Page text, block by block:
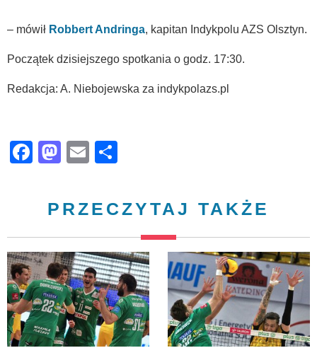
– mówił Robbert Andringa, kapitan Indykpolu AZS Olsztyn.
Początek dzisiejszego spotkania o godz. 17:30.
Redakcja: A. Niebojewska za indykpolazs.pl
Facebook
Mastodon
Email
PRZECZYTAJ TAKŻE